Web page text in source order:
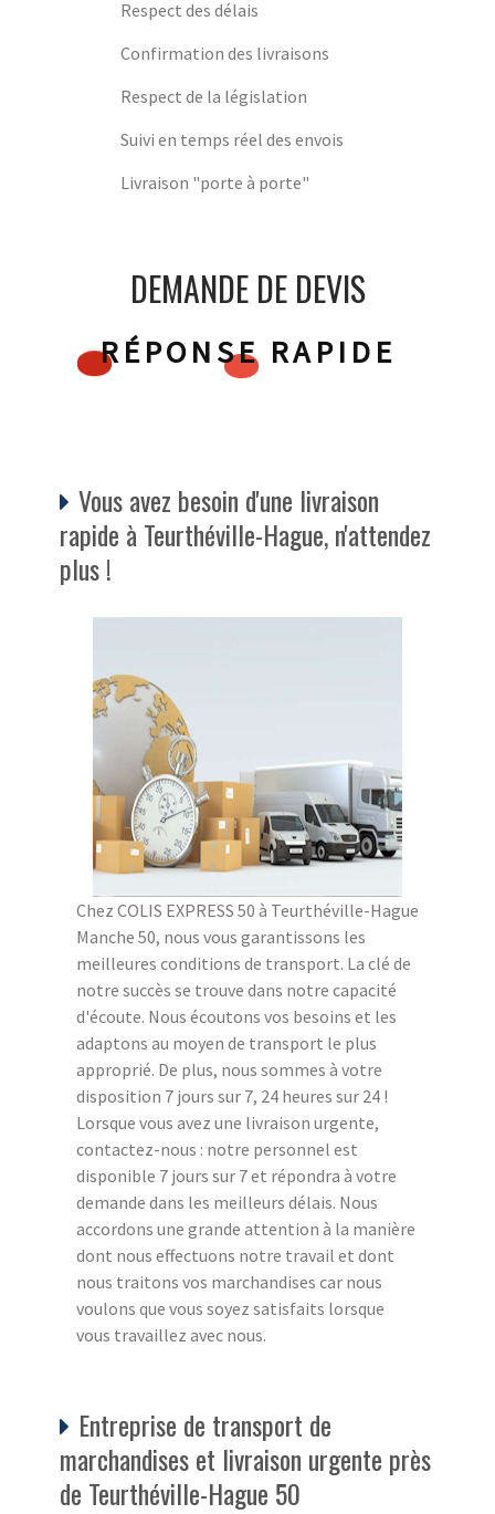
Respect des délais
Confirmation des livraisons
Respect de la législation
Suivi en temps réel des envois
Livraison "porte à porte"
DEMANDE DE DEVIS
RÉPONSE RAPIDE
Vous avez besoin d'une livraison
rapide à Teurthéville-Hague, n'attendez
plus !
Chez COLIS EXPRESS 50 à Teurthéville-Hague
Manche 50, nous vous garantissons les
meilleures conditions de transport. La clé de
notre succès se trouve dans notre capacité
d'écoute. Nous écoutons vos besoins et les
adaptons au moyen de transport le plus
approprié. De plus, nous sommes à votre
disposition 7 jours sur 7, 24 heures sur 24 !
Lorsque vous avez une livraison urgente,
contactez-nous : notre personnel est
disponible 7 jours sur 7 et répondra à votre
demande dans les meilleurs délais. Nous
accordons une grande attention à la manière
dont nous effectuons notre travail et dont
nous traitons vos marchandises car nous
voulons que vous soyez satisfaits lorsque
vous travaillez avec nous.
Entreprise de transport de
marchandises et livraison urgente près
de Teurthéville-Hague 50